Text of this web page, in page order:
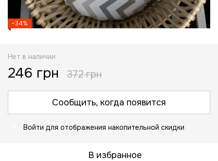
−34%
Нет в наличии
246 грн 372 грн
Сообщить, когда появится
Войти для отображения накопительной скидки
В избранное